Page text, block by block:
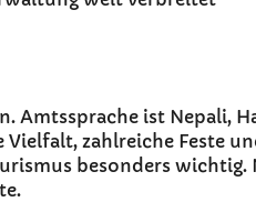
Amtssprache ist Nepali,
zahlreiche Feste
besonders wichtig.